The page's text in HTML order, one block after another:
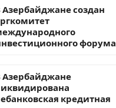
Азербайджане создан
форума
Азербайджане
кредитная